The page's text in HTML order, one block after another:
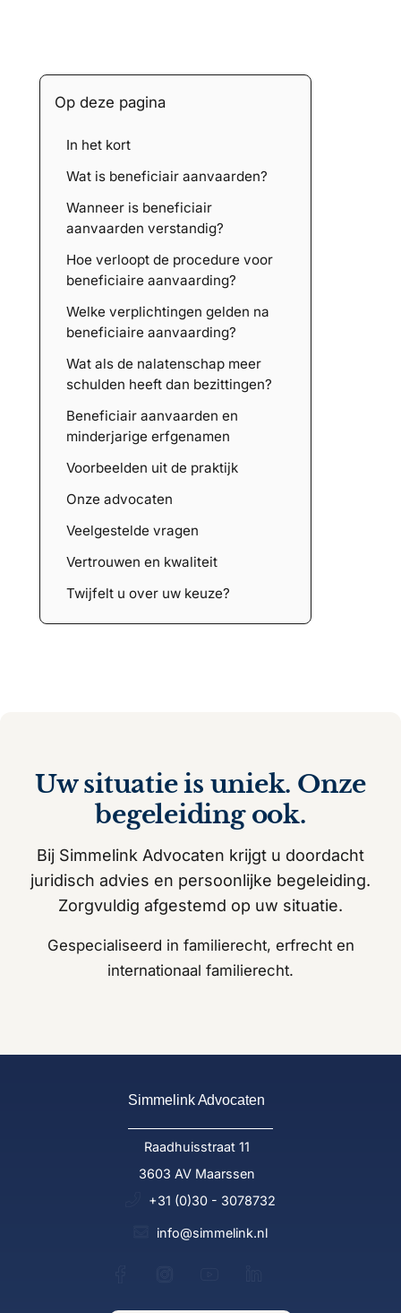
Op deze pagina
In het kort
Wat is beneficiair aanvaarden?
Wanneer is beneficiair
aanvaarden verstandig?
Hoe verloopt de procedure voor
beneficiaire aanvaarding?
Welke verplichtingen gelden na
beneficiaire aanvaarding?
Wat als de nalatenschap meer
schulden heeft dan bezittingen?
Beneficiair aanvaarden en
minderjarige erfgenamen
Voorbeelden uit de praktijk
Onze advocaten
Veelgestelde vragen
Vertrouwen en kwaliteit
Twijfelt u over uw keuze?
Uw situatie is uniek. Onze
begeleiding ook.
Bij Simmelink Advocaten krijgt u doordacht
juridisch advies en persoonlijke begeleiding.
Zorgvuldig afgestemd op uw situatie.
Gespecialiseerd in familierecht, erfrecht en
internationaal familierecht.
Simmelink Advocaten
Raadhuisstraat 11
3603 AV Maarssen
+31 (0)30 - 3078732
info@simmelink.nl